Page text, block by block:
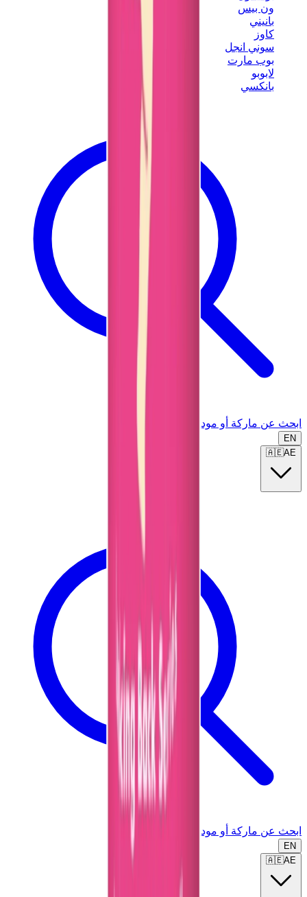
ون بيس
بانيني
كاوز
سوني انجل
بوب مارت
لابوبو
بانكسي
ابحث عن ماركة أو موديل...
EN
🇦🇪AE
ابحث عن ماركة أو موديل...
EN
🇦🇪AE